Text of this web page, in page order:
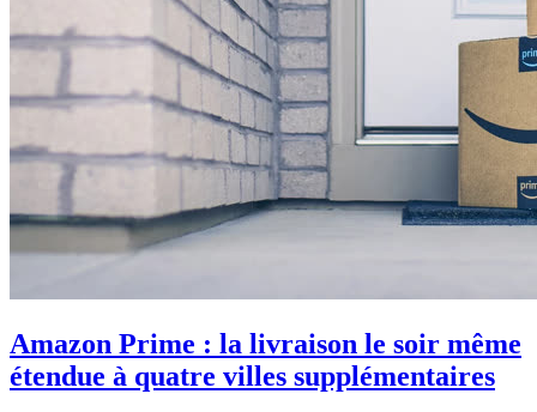
Amazon Prime : la livraison le soir même
étendue à quatre villes supplémentaires